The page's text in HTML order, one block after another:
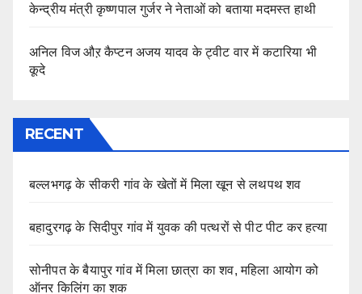
केन्द्रीय मंत्री कृष्णपाल गुर्जर ने नेताओं को बताया मदमस्त हाथी
अनिल विज औऱ कैप्टन अजय यादव के ट्वीट वार में कटारिया भी
कूदे
RECENT
बल्लभगढ़ के सीकरी गांव के खेतों में मिला खून से लथपथ शव
बहादुरगढ़ के सिदीपुर गांव में युवक की पत्थरों से पीट पीट कर हत्या
सोनीपत के बैयापुर गांव में मिला छात्रा का शव, महिला आयोग को
ऑनर किलिंग का शक